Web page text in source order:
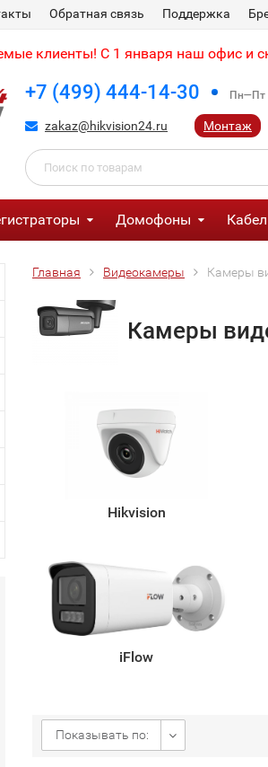
Обратная связь Поддержка
клиенты! С 1 января наш офис и
+7 (499) 444-14-30 Пн—Пт
zakaz@hikvision24.ru Монтаж
Домофоны
Главная Видеокамеры Камеры
Камеры
Hikvision
iFlow
Показывать по: